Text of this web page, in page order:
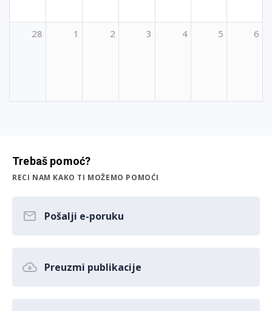
28 1 2 3 4 5 6
Trebaš pomoć?
RECI NAM KAKO TI MOŽEMO POMOĆI
Pošalji e-poruku
Preuzmi publikacije